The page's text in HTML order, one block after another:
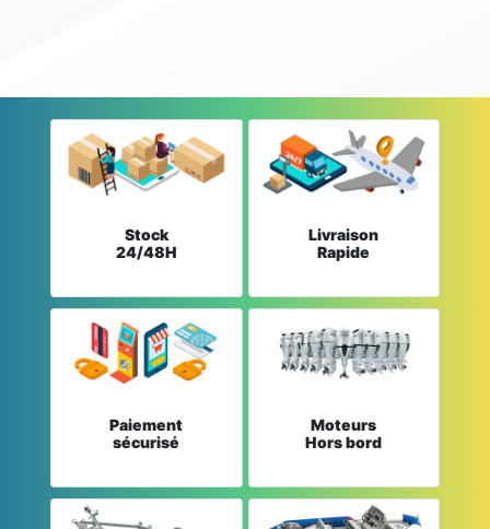
Stock
24/48H
Livraison
Rapide
Paiement
sécurisé
Moteurs
Hors bord